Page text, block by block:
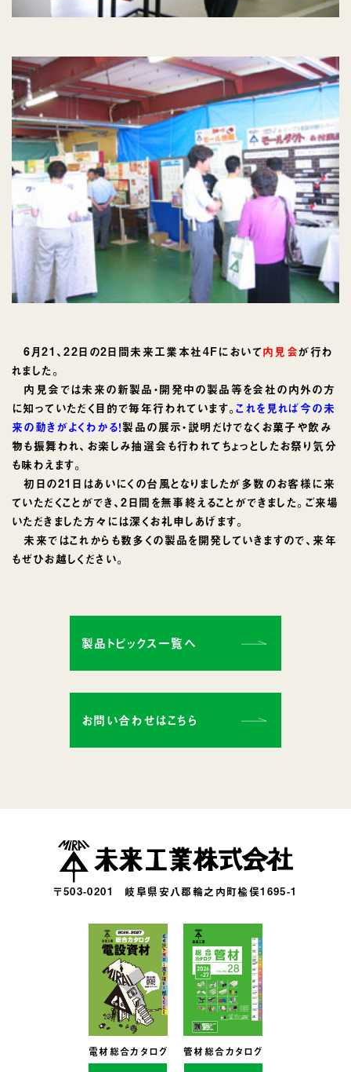
6月21、22日の2日間未来工業本社4Fにおいて内見会が行わ
れました。
内見会では未来の新製品・開発中の製品等を会社の内外の方
に知っていただく目的で毎年行われています。これを見れば今の未
来の動きがよくわかる！製品の展示・説明だけでなくお菓子や飲み
物も振舞われ、お楽しみ抽選会も行われてちょっとしたお祭り気分
も味わえます。
初日の21日はあいにくの台風となりましたが多数のお客様に来
ていただくことができ、2日間を無事終えることができました。ご来場
いただきました方々には深くお礼申しあげます。
未来ではこれからも数多くの製品を開発していきますので、来年
もぜひお越しください。
製品トピックス一覧へ
お問い合わせはこちら
〒503-0201 岐阜県安八郡輪之内町楡俣1695-1
電材総合カタログ 管材総合カタログ